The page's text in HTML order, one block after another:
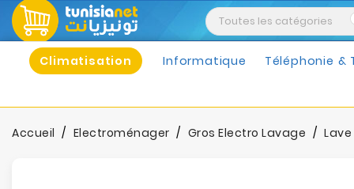
Climatisation Informatique Téléphonie &
Accueil Electroménager Gros Electro Lavage